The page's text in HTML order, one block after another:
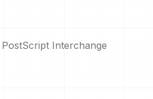
Interchange